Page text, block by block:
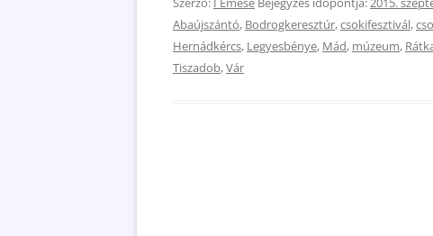
Abaújszántó, Bodrogkeresztúr,csokifesztivál,
Hernádkércs, Legyesbénye, Mád, múzeum,
Tiszadob,Vár